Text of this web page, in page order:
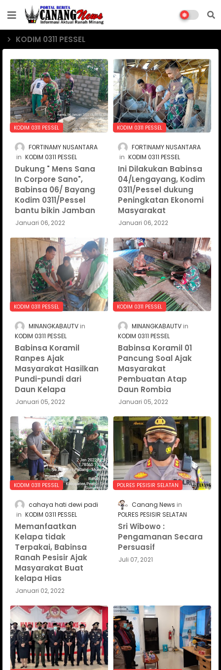
KODIM 0311 PESSEL
KODIM 0311 PESSEL
FORTINAMY NUSANTARA
KODIM 0311 PESSEL
Dukung " Mens Sana
In Corpore Sano",
Babinsa 06/ Bayang
Kodim 0311/Pessel
bantu bikin Jamban
Januari 06, 2022
KODIM 0311 PESSEL
FORTINAMY NUSANTARA
KODIM 0311 PESSEL
Ini Dilakukan Babinsa
04/Lengayang, Kodim
0311/Pessel dukung
Peningkatan Ekonomi
Masyarakat
Januari 06, 2022
KODIM 0311 PESSEL
MINANGKABAUTV
KODIM 0311 PESSEL
Babinsa Koramil
Ranpes Ajak
Masyarakat Hasilkan
Pundi-pundi dari
Daun Kelapa
Januari 05, 2022
KODIM 0311 PESSEL
MINANGKABAUTV
KODIM 0311 PESSEL
Babinsa Koramil 01
Pancung Soal Ajak
Masyarakat
Pembuatan Atap
Daun Rombia
Januari 05, 2022
KODIM 0311 PESSEL
cahaya hati dewi padi
KODIM 0311 PESSEL
Memanfaatkan
Kelapa tidak
Terpakai, Babinsa
Ranah Pesisir Ajak
Masyarakat Buat
kelapa Hias
Januari 02, 2022
POLRES PESISIR SELATAN
Canang News
POLRES PESISIR SELATAN
Sri Wibowo :
Pengamanan Secara
Persuasif
Juli 07, 2021